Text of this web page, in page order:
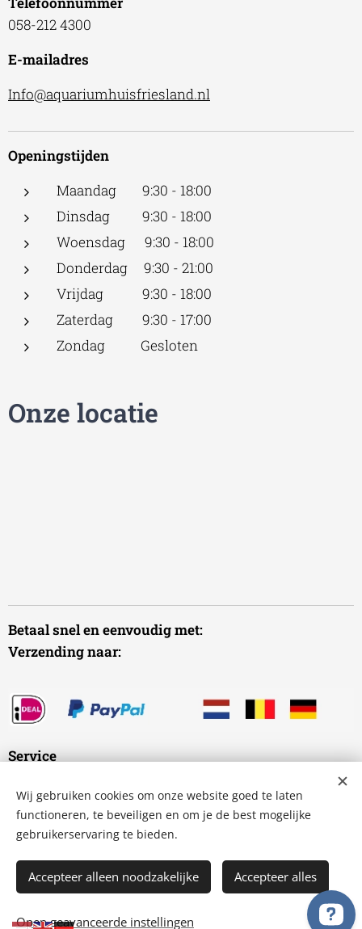
058-212 4300
E-mailadres
Info@aquariumhuisfriesland.nl
Openingstijden
Maandag 9:30 - 18:00
Dinsdag 9:30 - 18:00
Woensdag 9:30 - 18:00
Donderdag 9:30 - 21:00
Vrijdag 9:30 - 18:00
Zaterdag 9:30 - 17:00
Zondag Gesloten
Onze locatie
Betaal snel en eenvoudig met:
Verzending naar:
Service
Veelgestelde vragen
Algemene voorwaarden
Privacyverklaring
Wij gebruiken cookies om onze website goed te laten
functioneren, te beveiligen en om je de best mogelijke
gebruikerservaring te bieden.
Accepteer alleen noodzakelijke Accepteer alles
Open geavanceerde instellingen